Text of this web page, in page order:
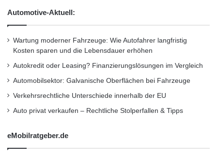
Automotive-Aktuell:
Wartung moderner Fahrzeuge: Wie Autofahrer langfristig
Kosten sparen und die Lebensdauer erhöhen
Autokredit oder Leasing? Finanzierungslösungen im Vergleich
Automobilsektor: Galvanische Oberflächen bei Fahrzeuge
Verkehrsrechtliche Unterschiede innerhalb der EU
Auto privat verkaufen – Rechtliche Stolperfallen & Tipps
eMobilratgeber.de